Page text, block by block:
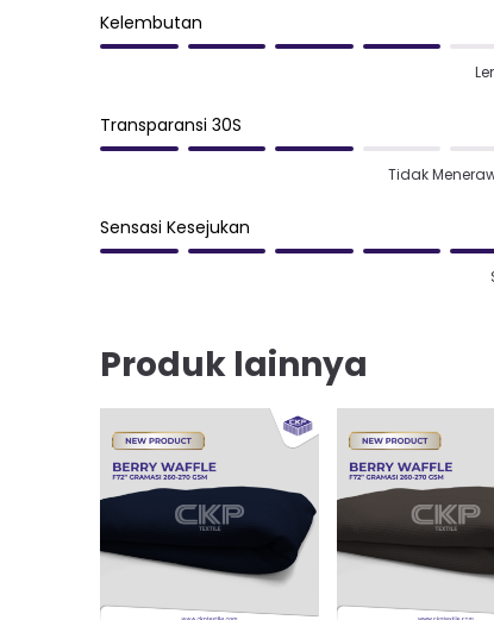
Kelembutan
Transparansi 30S
Tidak
Sensasi Kesejukan
Produk lainnya